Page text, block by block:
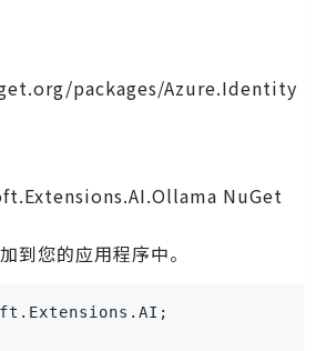
packages/Azure.Identity
NuGet
到您的应用程序中。